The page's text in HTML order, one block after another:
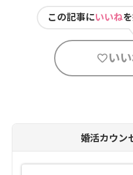
この記事にいいね
い
婚活カウン